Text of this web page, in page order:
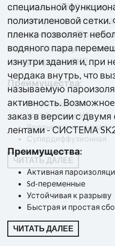
испытание 5000 часов.
полиэстрового
полиуретаном.
материал с двумя
– маркировка SK2.
Преимущества:
Ветрозащитная
Устойчивая к УФ
Водонепроницаемая >
Супердиффузионная
ЧИТАТЬ ДАЛЕЕ
специальной
полиэтиленовой
пленка позволяет
водяного пара
изнутри здания и, при
чердака внутрь, что
называемую
активность.
заказ в версии с
лентами - СИСТЕМА
Преимущества:
Активная
Sd-переменные
Устойчивaя к разрыву
Быстрая и простая
ЧИТАТЬ ДАЛЕЕ